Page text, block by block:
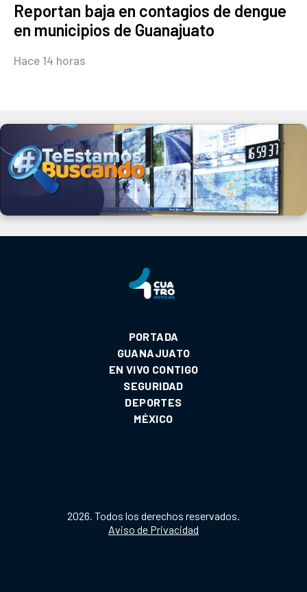
Reportan baja en contagios de dengue
en municipios de Guanajuato
Hace 14 horas
PORTADA
GUANAJUATO
EN VIVO CONTIGO
SEGURIDAD
DEPORTES
MÉXICO
2026. Todos los derechos reservados.
Aviso de Privacidad